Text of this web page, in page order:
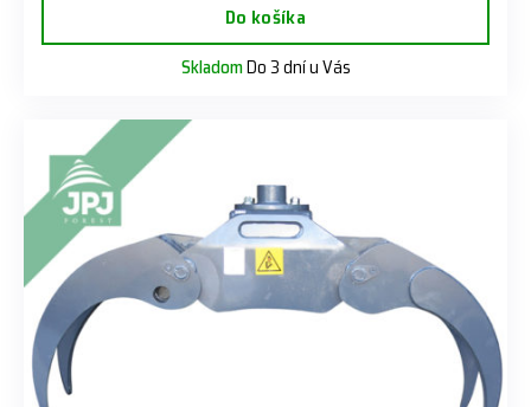
Do košíka
SkladomDo 3 dní u Vás